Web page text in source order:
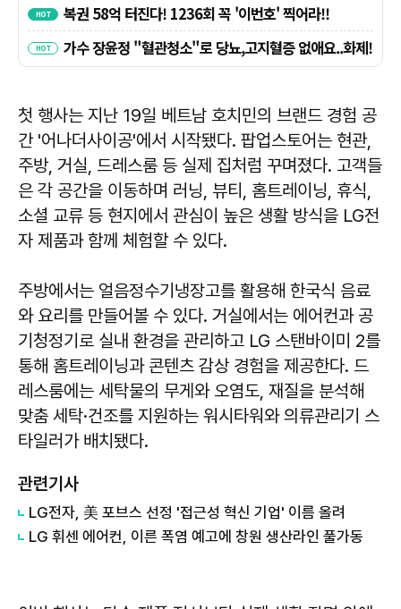
첫 행사는 지난 19일 베트남 호치민의 브랜드 경험 공
간 '어나더사이공'에서 시작됐다. 팝업스토어는 현관,
주방, 거실, 드레스룸 등 실제 집처럼 꾸며졌다. 고객들
은 각 공간을 이동하며 러닝, 뷰티, 홈트레이닝, 휴식,
소셜 교류 등 현지에서 관심이 높은 생활 방식을 LG전
자 제품과 함께 체험할 수 있다.
주방에서는 얼음정수기냉장고를 활용해 한국식 음료
와 요리를 만들어볼 수 있다. 거실에서는 에어컨과 공
기청정기로 실내 환경을 관리하고 LG 스탠바이미 2를
통해 홈트레이닝과 콘텐츠 감상 경험을 제공한다. 드
레스룸에는 세탁물의 무게와 오염도, 재질을 분석해
맞춤 세탁·건조를 지원하는 워시타워와 의류관리기 스
타일러가 배치됐다.
관련기사
LG전자, 美 포브스 선정 '접근성 혁신 기업' 이름 올려
LG 휘센 에어컨, 이른 폭염 예고에 창원 생산라인 풀가동